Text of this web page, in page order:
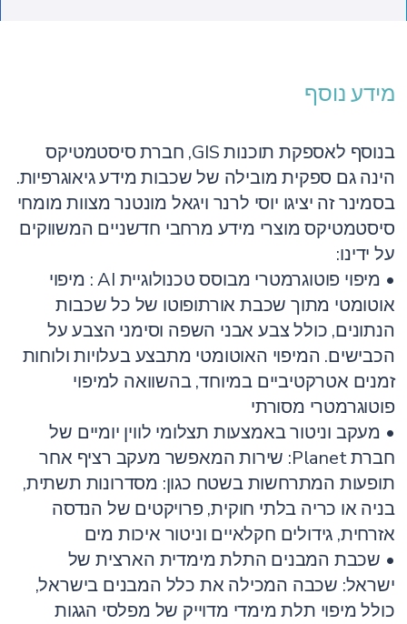
מידע נוסף
בנוסף לאספקת תוכנות GIS, חברת סיסטמטיקס
הינה גם ספקית מובילה של שכבות מידע גיאוגרפיות.
בסמינר זה יציגו יוסי לרנר ויגאל מונטנר מצוות מומחי
סיסטמטיקס מוצרי מידע מרחבי חדשניים המשווקים
על ידינו:
• מיפוי פוטוגרמטרי מבוסס טכנולוגיית AI : מיפוי
אוטומטי מתוך שכבת אורתופוטו של כל שכבות
הנתונים, כולל צבע אבני השפה וסימני הצבע על
הכבישים. המיפוי האוטומטי מתבצע בעלויות ולוחות
זמנים אטרקטיביים במיוחד, בהשוואה למיפוי
פוטוגרמטרי מסורתי
• מעקב וניטור באמצעות תצלומי לווין יומיים של
חברת Planet: שירות המאפשר מעקב רציף אחר
תופעות המתרחשות בשטח כגון: מסדרונות תשתית,
בניה או כריה בלתי חוקית, פרויקטים של הנדסה
אזרחית, גידולים חקלאיים וניטור איכות מים
• שכבת המבנים התלת מימדית הארצית של
ישראל: שכבה המכילה את כלל המבנים בישראל,
כולל מיפוי תלת מימדי מדוייק של מפלסי הגגות